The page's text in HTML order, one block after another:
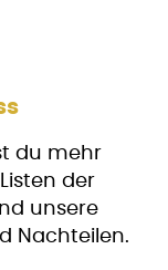
du mehr
der
unsere
Nachteilen.